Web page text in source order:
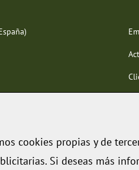
cookies propias y de
Si deseas más